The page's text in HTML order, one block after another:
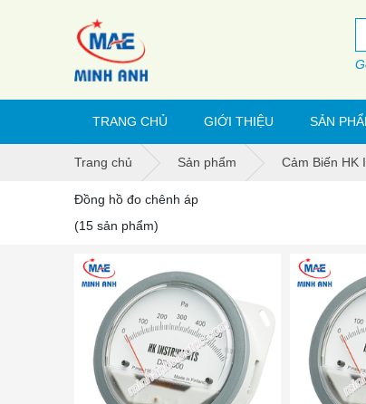
TRANG CHỦ GIỚI THIỆU SẢN
Trang chủ Sản phẩm Cảm Biến HK
Đồng hồ đo chênh áp
(15 sản phẩm)